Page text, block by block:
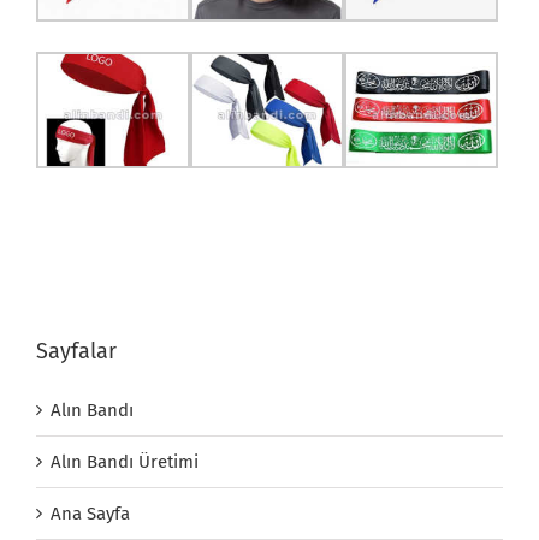
Sayfalar
Alın Bandı
Alın Bandı Üretimi
Ana Sayfa